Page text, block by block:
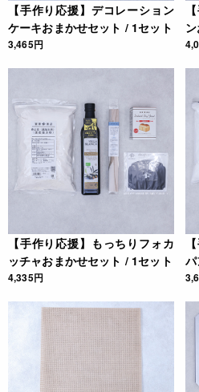
【手作り応援】デコレーション
ケーキおまかせセット / 1セット
3,465円
【手作り応援】もっちりフォカ
ッチャおまかせセット / 1セット
4,335円